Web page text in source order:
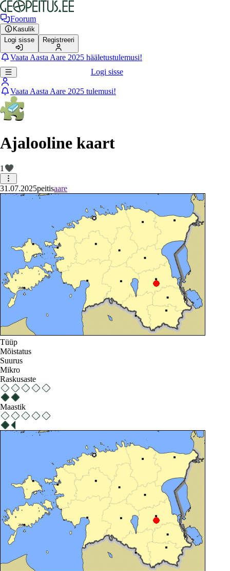
Foorum
Kasulik
Logi sisse
Registreeri
Vaata Aasta Aare 2025 hääletustulemusi!
Logi sisse
Vaata Aasta Aare 2025 tulemusi!
Ajalooline kaart
1
31.07.2025peitisaare
Tüüp
Mõistatus
Suurus
Mikro
Raskusaste
Maastik